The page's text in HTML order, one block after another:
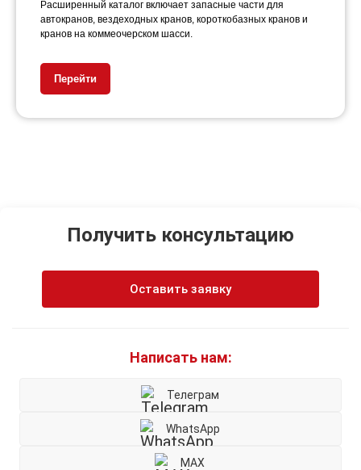
Расширенный каталог включает запасные части для
автокранов, вездеходных кранов, короткобазных кранов и
кранов на коммеочерском шасси.
Перейти
Получить консультацию
Оставить заявку
Написать нам:
Телеграм
WhatsApp
MAX